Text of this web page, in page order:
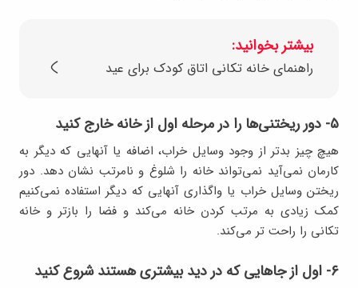
بیشتر بخوانید:
راهنمای خانه تکانی اتاق کودک برای عید
۵- دور ریختنی‌ها را در مرحله اول از خانه خارج کنید
هیچ چیز بدتر از وجود وسایل خراب، اضافه یا آنهایی که دیگر به
کارمان نمی‌آید نمی‌تواند خانه را شلوغ و نامرتب نشان دهد. دور
ریختن وسایل خراب یا واگذاری آنهایی که دیگر استفاده نمی‌کنیم
کمک زیادی به مرتب کردن خانه می‌کند و فضا را بازتر و خانه
تکانی را راحت تر می‌کند.
۶- اول از جاهایی که در دید بیشتری هستند شروع کنید